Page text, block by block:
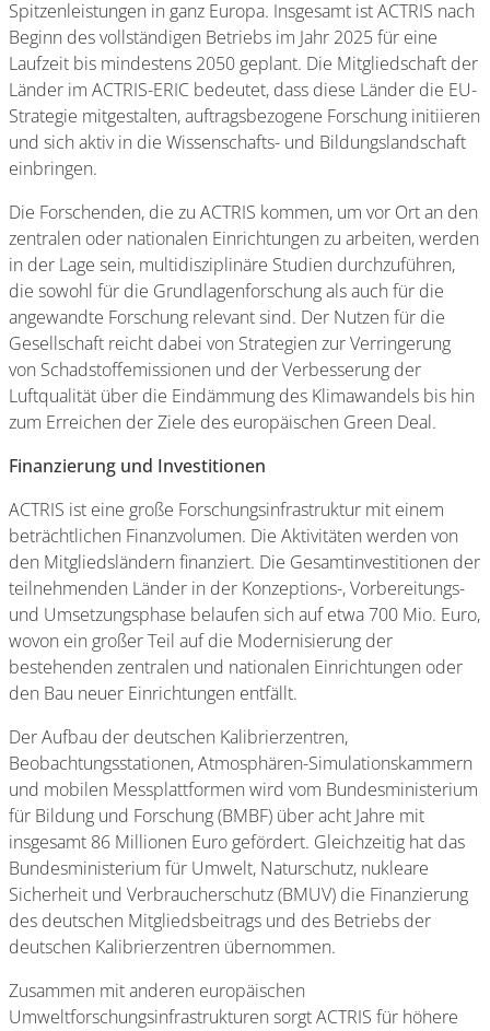
Spitzenleistungen in ganz Europa. Insgesamt ist ACTRIS nach
Beginn des vollständigen Betriebs im Jahr 2025 für eine
Laufzeit bis mindestens 2050 geplant. Die Mitgliedschaft der
Länder im ACTRIS-ERIC bedeutet, dass diese Länder die EU-
Strategie mitgestalten, auftragsbezogene Forschung initiieren
und sich aktiv in die Wissenschafts- und Bildungslandschaft
einbringen.
Die Forschenden, die zu ACTRIS kommen, um vor Ort an den
zentralen oder nationalen Einrichtungen zu arbeiten, werden
in der Lage sein, multidisziplinäre Studien durchzuführen,
die sowohl für die Grundlagenforschung als auch für die
angewandte Forschung relevant sind. Der Nutzen für die
Gesellschaft reicht dabei von Strategien zur Verringerung
von Schadstoffemissionen und der Verbesserung der
Luftqualität über die Eindämmung des Klimawandels bis hin
zum Erreichen der Ziele des europäischen Green Deal.
Finanzierung und Investitionen
ACTRIS ist eine große Forschungsinfrastruktur mit einem
beträchtlichen Finanzvolumen. Die Aktivitäten werden von
den Mitgliedsländern finanziert. Die Gesamtinvestitionen der
teilnehmenden Länder in der Konzeptions-, Vorbereitungs-
und Umsetzungsphase belaufen sich auf etwa 700 Mio. Euro,
wovon ein großer Teil auf die Modernisierung der
bestehenden zentralen und nationalen Einrichtungen oder
den Bau neuer Einrichtungen entfällt.
Der Aufbau der deutschen Kalibrierzentren,
Beobachtungsstationen, Atmosphären-Simulationskammern
und mobilen Messplattformen wird vom Bundesministerium
für Bildung und Forschung (BMBF) über acht Jahre mit
insgesamt 86 Millionen Euro gefördert. Gleichzeitig hat das
Bundesministerium für Umwelt, Naturschutz, nukleare
Sicherheit und Verbraucherschutz (BMUV) die Finanzierung
des deutschen Mitgliedsbeitrags und des Betriebs der
deutschen Kalibrierzentren übernommen.
Zusammen mit anderen europäischen
Umweltforschungsinfrastrukturen sorgt ACTRIS für höhere